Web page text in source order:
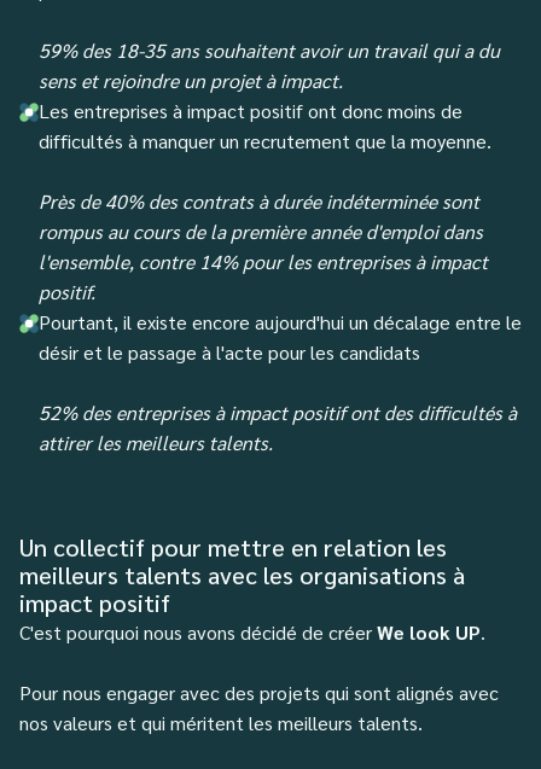
59% des 18-35 ans souhaitent avoir un travail qui a du
sens et rejoindre un projet à impact.‍
Les entreprises à impact positif ont donc moins de
difficultés à manquer un recrutement que la moyenne.
Près de 40% des contrats à durée indéterminée sont
rompus au cours de la première année d'emploi dans
l'ensemble, contre 14% pour les entreprises à impact
positif.‍
Pourtant, il existe encore aujourd'hui un décalage entre le
désir et le passage à l'acte pour les candidats
52% des entreprises à impact positif ont des difficultés à
attirer les meilleurs talents.
Un collectif pour mettre en relation les
meilleurs talents avec les organisations à
impact positif
C'est pourquoi nous avons décidé de créerWe look UP.
Pour nous engager avec des projets qui sont alignés avec
nos valeurs et qui méritent les meilleurs talents.